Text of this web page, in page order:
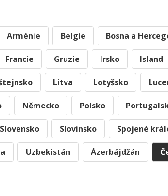
Arménie Belgie Bosna a
Francie Gruzie Irsko Island
Litva Lotyšsko
Německo Polsko
Slovensko Slovinsko Spojené
Uzbekistán Ázerbájdžán